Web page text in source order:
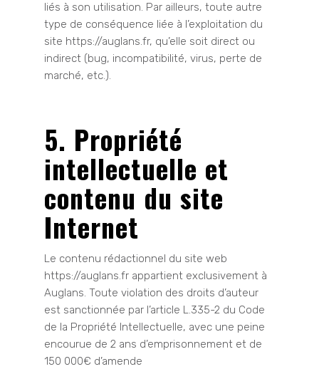
liés à son utilisation. Par ailleurs, toute autre
type de conséquence liée à l’exploitation du
site https://auglans.fr, qu’elle soit direct ou
indirect (bug, incompatibilité, virus, perte de
marché, etc.).
5. Propriété
intellectuelle et
contenu du site
Internet
Le contenu rédactionnel du site web
https://auglans.fr appartient exclusivement à
Auglans. Toute violation des droits d’auteur
est sanctionnée par l’article L.335-2 du Code
de la Propriété Intellectuelle, avec une peine
encourue de 2 ans d’emprisonnement et de
150 000€ d’amende